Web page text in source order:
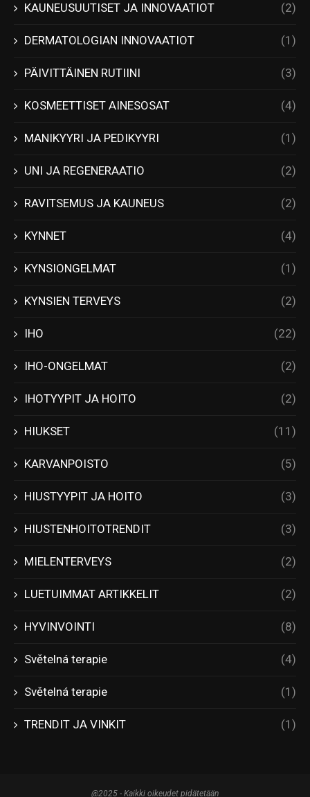
KAUNEUSUUTISET JA INNOVAATIOT (2)
DERMATOLOGIAN INNOVAATIOT (1)
PÄIVITTÄINEN RUTIINI (3)
KOSMEETTISET AINESOSAT (4)
MANIKYYRI JA PEDIKYYRI (1)
UNI JA REGENERAATIO (2)
RAVITSEMUS JA KAUNEUS (2)
KYNNET (4)
KYNSIONGELMAT (1)
KYNSIEN TERVEYS (2)
IHO (22)
IHO-ONGELMAT (2)
IHOTYYPIT JA HOITO (2)
HIUKSET (11)
KARVANPOISTO (5)
HIUSTYYPIT JA HOITO (3)
HIUSTENHOITOTRENDIT (3)
MIELENTERVEYS (2)
LUETUIMMAT ARTIKKELIT (2)
HYVINVOINTI (8)
Světelná terapie (4)
Světelná terapie (1)
TRENDIT JA VINKIT (1)
@2025 - Kaikki oikeudet pidätetään